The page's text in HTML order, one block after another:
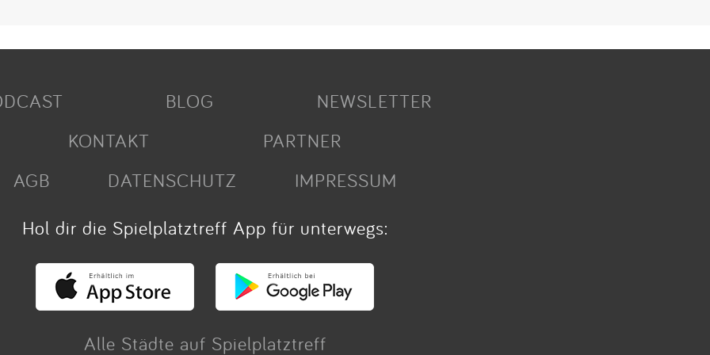
BLOG
NEWSLETTER
KONTAKT
PARTNER
AGB
DATENSCHUTZ
IMPRESSUM
Hol dir die Spielplatztreff App für unterwegs:
Alle Städte auf Spielplatztreff